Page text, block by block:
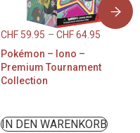
CHF59.95 – CHF64.95
Pokémon – Iono –
Premium Tournament
Collection
IN DEN WARENKORB